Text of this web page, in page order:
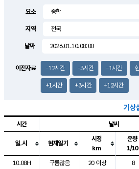
0.0m/s
요소
지역
날짜
이전자료 -12시간 -3시간 -1시간
+1시간 +3시간 +12시간
기상
도시별 기상실황표로 지점, 날씨, 기온, 강수
시간 날씨
일.시 현재일기
시정
km
운량
1/10
10.08H
구름많음 20 이상 8